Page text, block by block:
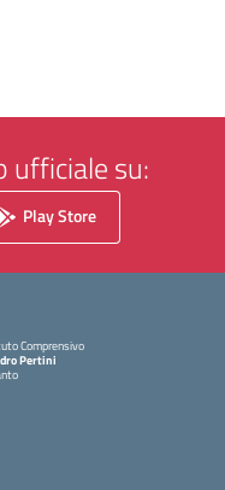
ufficiale su:
Play Store
Comprensivo
Pertini